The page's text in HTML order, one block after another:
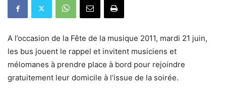
A l’occasion de la Fête de la musique 2011, mardi 21 juin,
les bus jouent le rappel et invitent musiciens et
mélomanes à prendre place à bord pour rejoindre
gratuitement leur domicile à l’issue de la soirée.